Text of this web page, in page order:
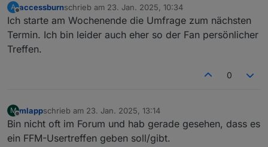
A
Offline
accessburnschrieb am 23. Jan. 2025, 10:34
zuletzt editiert von
Ich starte am Wochenende die Umfrage zum nächsten
Termin. Ich bin leider auch eher so der Fan persönlicher
Treffen.
0
M
Offline
mlappschrieb am 23. Jan. 2025, 13:14
zuletzt editiert von
Bin nicht oft im Forum und hab gerade gesehen, dass es
ein FFM-Usertreffen geben soll/gibt.